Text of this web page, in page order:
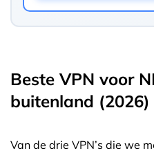
Beste VPN voor
buitenland (2026)
Van de drie VPN’s die we